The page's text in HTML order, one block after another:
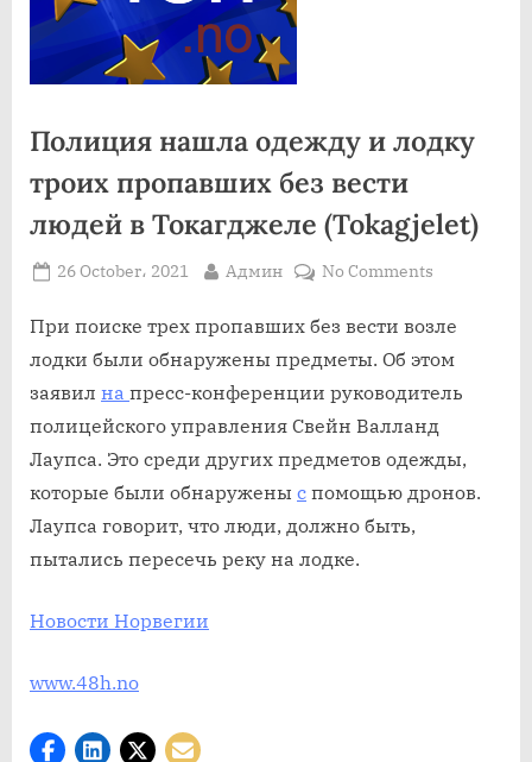
Полиция нашла одежду и лодку
троих пропавших без вести
людей в Токагджеле (Tokagjelet)
Posted
26 October، 2021 By
Админ No Commentson
нашла
одежду
лодку
троих
пропавших
без
При поиске трех пропавших без вести возле
лодки были обнаружены предметы. Об этом
заявил на пресс-конференции руководитель
полицейского управления Свейн Валланд
Лаупса. Это среди других предметов одежды,
которые были обнаружены с помощью дронов.
Лаупса говорит, что люди, должно быть,
пытались пересечь реку на лодке.
Новости Норвегии
www.48h.no